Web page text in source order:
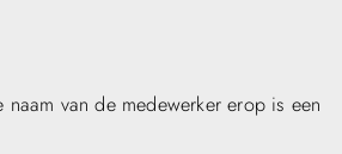
naam van de medewerker erop is een